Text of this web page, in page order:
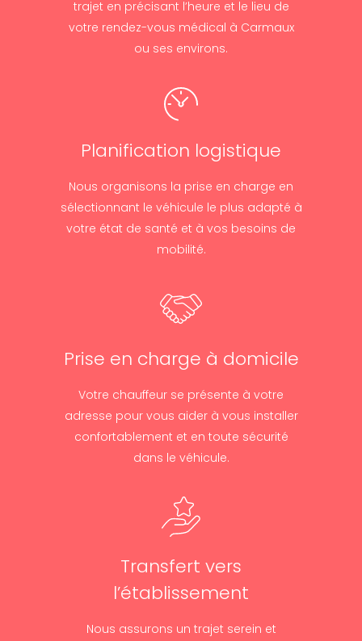
trajet en précisant l’heure et le lieu de
votre rendez-vous médical à Carmaux
ou ses environs.
Planification logistique
Nous organisons la prise en charge en
sélectionnant le véhicule le plus adapté à
votre état de santé et à vos besoins de
mobilité.
Prise en charge à domicile
Votre chauffeur se présente à votre
adresse pour vous aider à vous installer
confortablement et en toute sécurité
dans le véhicule.
Transfert vers
l’établissement
Nous assurons un trajet serein et